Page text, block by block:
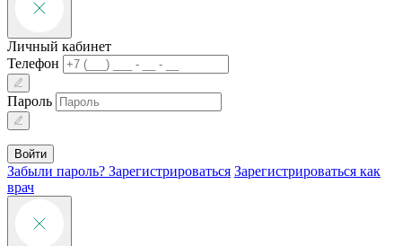
Личный кабинет
Телефон
Пароль
Войти
Забыли пароль? Зарегистрироваться Зарегистрироваться как
врач